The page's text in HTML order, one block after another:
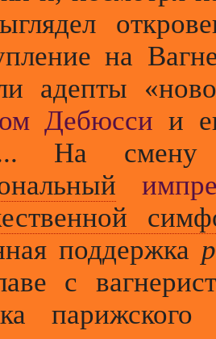
на
адепты
Дебюсси и
На смену
поддержка
с